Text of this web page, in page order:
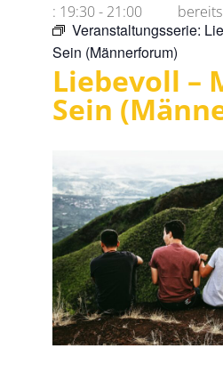
: 19:30- 21:00
Veranstaltungsserie:
Sein (Männerforum)
Liebevoll –
Sein